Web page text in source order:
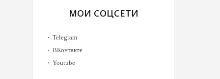
МОИ СОЦСЕТИ
Telegram
ВКонтакте
Youtube